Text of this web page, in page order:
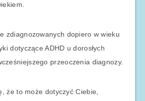
zdiagnozowanych dopiero w wieku
dotyczące ADHD u dorosłych
przeoczenia diagnozy.
że to może dotyczyć Ciebie,